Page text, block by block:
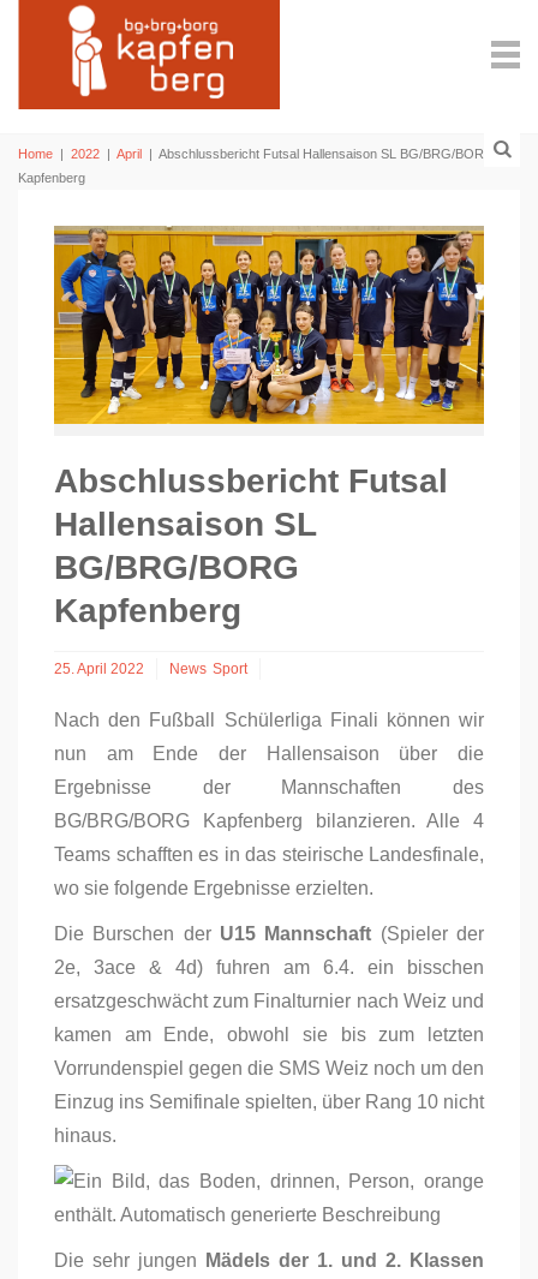
Home | 2022 | April | Abschlussbericht Futsal Hallensaison SL BG/BRG/BORG
Kapfenberg
Abschlussbericht Futsal
Hallensaison SL
BG/BRG/BORG
Kapfenberg
25. April 2022 News Sport
Nach den Fußball Schülerliga Finali können wir
nun am Ende der Hallensaison über die
Ergebnisse der Mannschaften des
BG/BRG/BORG Kapfenberg bilanzieren. Alle 4
Teams schafften es in das steirische Landesfinale,
wo sie folgende Ergebnisse erzielten.
Die Burschen der U15 Mannschaft (Spieler der
2e, 3ace & 4d) fuhren am 6.4. ein bisschen
ersatzgeschwächt zum Finalturnier nach Weiz und
kamen am Ende, obwohl sie bis zum letzten
Vorrundenspiel gegen die SMS Weiz noch um den
Einzug ins Semifinale spielten, über Rang 10 nicht
hinaus.
Die sehr jungen
Mädels der 1. und 2. Klassen